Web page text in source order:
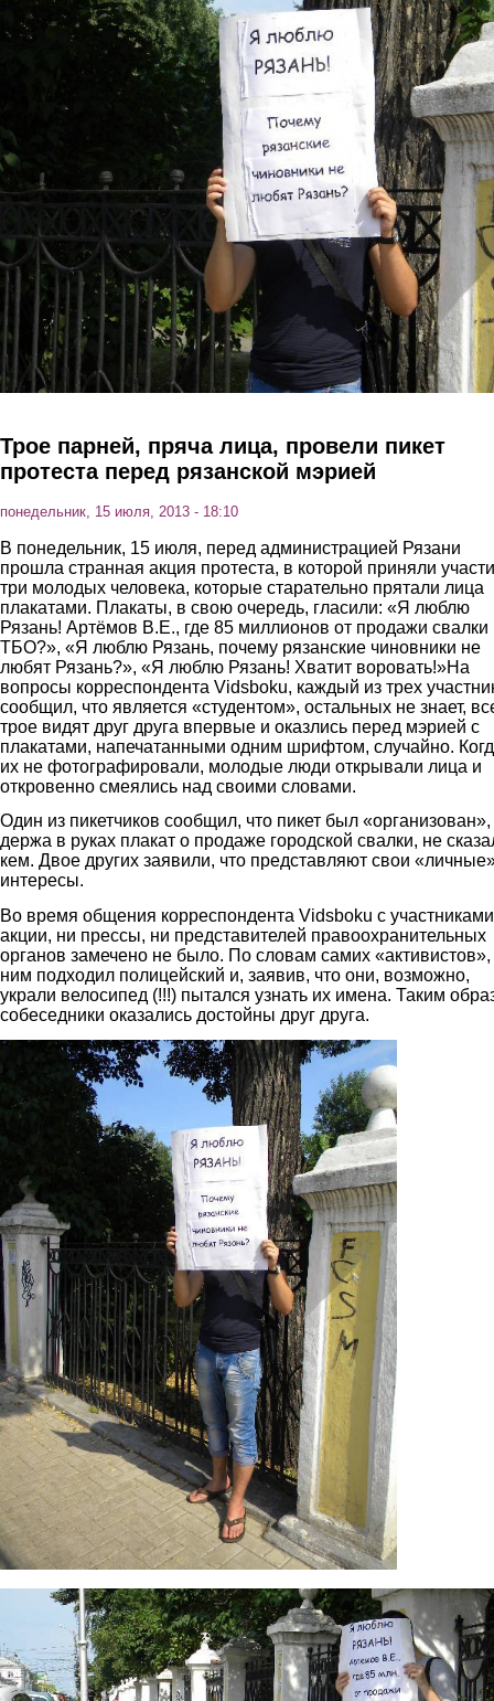
Перейти к основному содержанию
Трое парней, пряча лица, провели пикет
протеста перед рязанской мэрией
понедельник, 15 июля, 2013 - 18:10
В понедельник, 15 июля, перед администрацией Рязани
прошла странная акция протеста, в которой приняли
три молодых человека, которые старательно прятали лица
плакатами. Плакаты, в свою очередь, гласили: «Я люблю
Рязань! Артёмов В.Е., где 85 миллионов от продажи свалки
ТБО?», «Я люблю Рязань, почему рязанские чиновники не
любят Рязань?», «Я люблю Рязань! Хватит воровать!»На
вопросы корреспондента Vidsboku, каждый из трех
сообщил, что является «студентом», остальных не знает,
трое видят друг друга впервые и оказлись перед мэрией с
плакатами, напечатанными одним шрифтом, случайно.
их не фотографировали, молодые люди открывали лица и
откровенно смеялись над своими словами.
Один из пикетчиков сообщил, что пикет был
держа в руках плакат о продаже городской свалки, не
кем. Двое других заявили, что представляют свои
интересы.
Во время общения корреспондента Vidsboku с участниками
акции, ни прессы, ни представителей правоохранительных
органов замечено не было. По словам самих «активистов»,
ним подходил полицейский и, заявив, что они, возможно,
украли велосипед (!!!) пытался узнать их имена. Таким
собеседники оказались достойны друг друга.
b.jpg